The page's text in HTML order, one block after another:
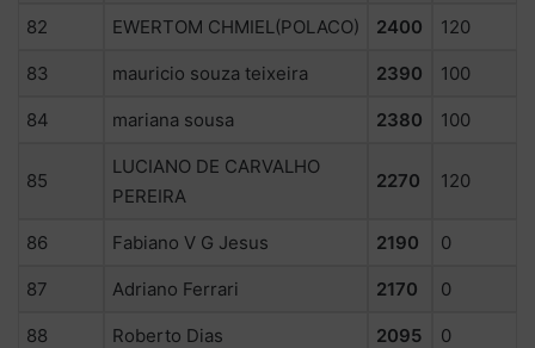
82 EWERTOM CHMIEL(POLACO) 2400 120
83 mauricio souza teixeira 2390 100
84 mariana sousa 2380 100
85
LUCIANO DE CARVALHO
PEREIRA
2270 120
86 Fabiano V G Jesus 2190 0
87 Adriano Ferrari 2170 0
88 Roberto Dias 2095 0